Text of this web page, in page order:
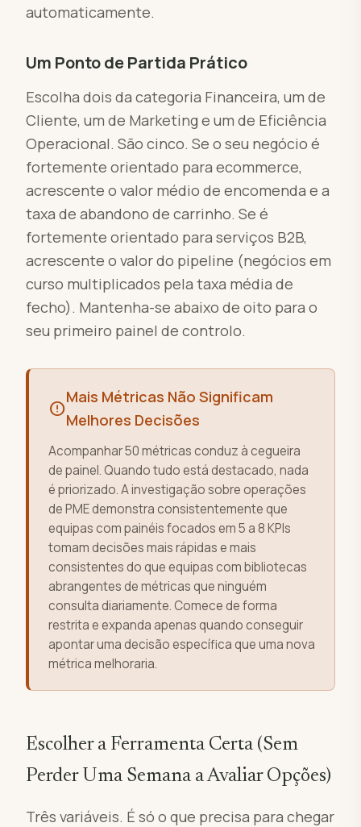
automaticamente.
Um Ponto de Partida Prático
Escolha dois da categoria Financeira, um de
Cliente, um de Marketing e um de Eficiência
Operacional. São cinco. Se o seu negócio é
fortemente orientado para ecommerce,
acrescente o valor médio de encomenda e a
taxa de abandono de carrinho. Se é
fortemente orientado para serviços B2B,
acrescente o valor do pipeline (negócios em
curso multiplicados pela taxa média de
fecho). Mantenha-se abaixo de oito para o
seu primeiro painel de controlo.
error
Mais Métricas Não Significam
Melhores Decisões
Acompanhar 50 métricas conduz à cegueira
de painel. Quando tudo está destacado, nada
é priorizado. A investigação sobre operações
de PME demonstra consistentemente que
equipas com painéis focados em 5 a 8 KPIs
tomam decisões mais rápidas e mais
consistentes do que equipas com bibliotecas
abrangentes de métricas que ninguém
consulta diariamente. Comece de forma
restrita e expanda apenas quando conseguir
apontar uma decisão específica que uma nova
métrica melhoraria.
Escolher a Ferramenta Certa (Sem
Perder Uma Semana a Avaliar Opções)
Três variáveis. É só o que precisa para chegar